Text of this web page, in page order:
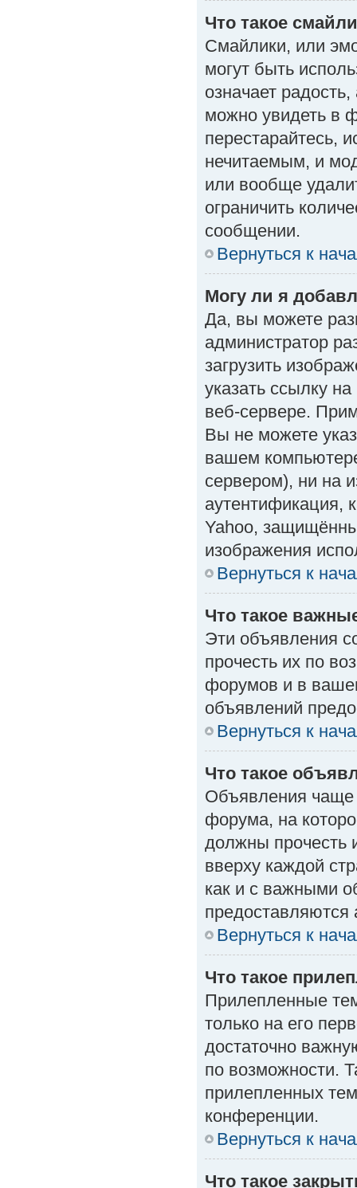
Что такое
Смайлики, или
могут быть
означает
можно увидеть в
перестарайтесь,
нечитаемым, и
или вообще
ограничить
сообщении.
Вернуться к
Могу ли я
Да, вы можете
администратор
загрузить
указать ссылку
веб-сервере.
Вы не можете
вашем
сервером), ни на
аутентификация,
Yahoo,
изображения
Вернуться к
Что такое
Эти объявления
прочесть их по
форумов и в
объявлений
Вернуться к
Что такое
Объявления
форума, на
должны прочесть
вверху каждой
как и с важными
предоставляются
Вернуться к
Что такое
Прилепленные
только на его
достаточно
по возможности.
прилепленных
конференции.
Вернуться к
Что такое